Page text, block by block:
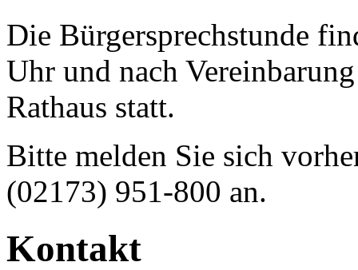
Die Bürgersprechstunde
Uhr und nach
Rathaus statt.
Bitte melden Sie sich
(02173) 951-800 an.
Kontakt